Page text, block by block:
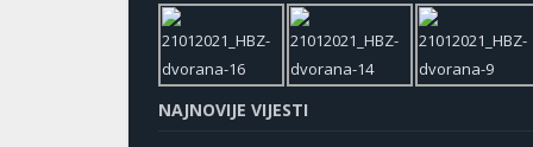
NAJNOVIJE VIJESTI